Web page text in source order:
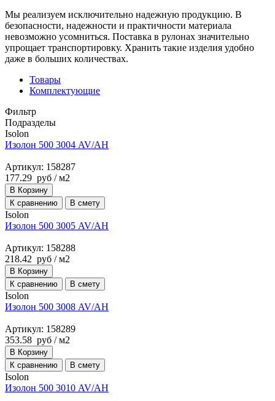
Мы реализуем исключительно надежную продукцию. В
безопасности, надежности и практичности материала
невозможно усомниться. Поставка в рулонах значительно
упрощает транспортировку. Хранить такие изделия удобно
даже в больших количествах.
Товары
Комплектующие
Фильтр
Подразделы
Isolon
Изолон 500 3004 AV/AH
Артикул: 158287
177.29 руб / м2
В Корзину
К сравнению
В смету
Isolon
Изолон 500 3005 AV/AH
Артикул: 158288
218.42 руб / м2
В Корзину
К сравнению
В смету
Isolon
Изолон 500 3008 AV/AH
Артикул: 158289
353.58 руб / м2
В Корзину
К сравнению
В смету
Isolon
Изолон 500 3010 AV/AH